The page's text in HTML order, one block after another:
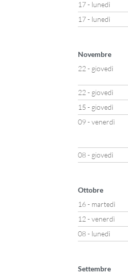
17 - lunedì
17 - lunedì
Novembre
22 - giovedì
22 - giovedì
15 - giovedì
09 - venerdì
08 - giovedì
Ottobre
16 - martedì
12 - venerdì
08 - lunedì
Settembre